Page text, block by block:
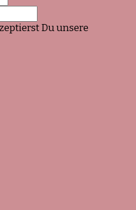
Du unsere